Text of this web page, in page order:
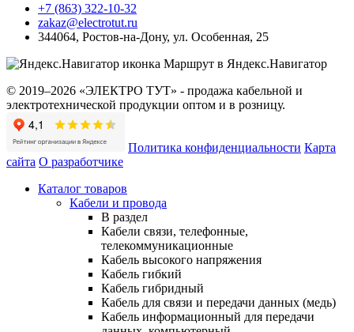
+7 (863) 322-10-32
zakaz@electrotut.ru
344064, Ростов-на-Дону, ул. Особенная, 25
Маршрут в Яндекс.Навигатор
© 2019–2026 «ЭЛЕКТРО ТУТ» - продажа кабельной и
электротехнической продукции оптом и в розницу.
Политика конфиденциальности Карта
сайта О разработчике
Каталог товаров
Кабели и провода
В раздел
Кабели связи, телефонные,
телекоммуникационные
Кабель высокого напряжения
Кабель гибкий
Кабель гибридный
Кабель для связи и передачи данных (медь)
Кабель информационный для передачи